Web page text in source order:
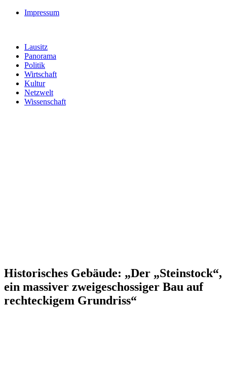
Impressum
Lausitz
Panorama
Politik
Wirtschaft
Kultur
Netzwelt
Wissenschaft
Historisches Gebäude: „Der „Steinstock“,
ein massiver zweigeschossiger Bau auf
rechteckigem Grundriss“